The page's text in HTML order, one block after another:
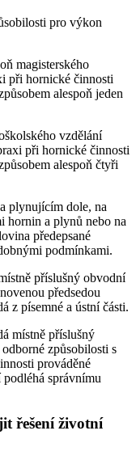
pro výkon
magisterského
při hornické činnosti
alespoň jeden
vzdělání
při hornické činnosti
alespoň čtyři
plynujícím dole, na
hornin a plynů nebo na
předepsané
podmínkami.
příslušný obvodní
předsedou
z písemné a ústní části.
místně příslušný
způsobilosti s
prováděné
správnímu
řešení životní